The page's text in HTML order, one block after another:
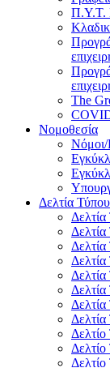
Π.Υ.Τ.
The
Νομοθεσία
Δελτία Τύπου